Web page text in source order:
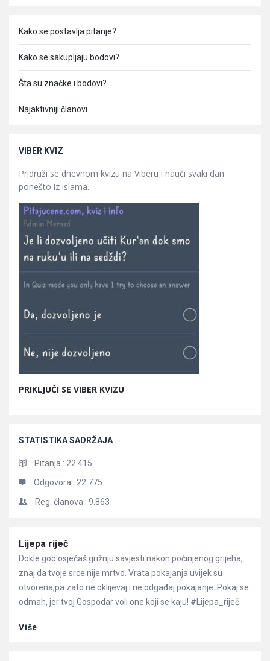
Kako se postavlja pitanje?
Kako se sakupljaju bodovi?
Šta su značke i bodovi?
Najaktivniji članovi
VIBER KVIZ
Pridruži se dnevnom kvizu na Viberu i nauči svaki dan
ponešto iz islama.
PRIKLJUČI SE VIBER KVIZU
STATISTIKA SADRŽAJA
Pitanja : 22.415
Odgovora : 22.775
Reg. članova : 9.863
Članci
Lijepa riječ
Dokle god osjećaš grižnju savjesti nakon počinjenog grijeha,
znaj da tvoje srce nije mrtvo. Vrata pokajanja uvijek su
otvorena,pa zato ne oklijevaj i ne odgađaj pokajanje. Pokaj se
odmah, jer tvoj Gospodar voli one koji se kaju! #Lijepa_riječ
Više